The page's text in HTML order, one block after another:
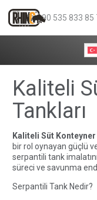
+90 535 833 85
Kaliteli
Tankları
Kaliteli Süt Konteyner
bir rol oynayan güçlü
serpantili tank
süreci ve savunma
Serpantili Tank Nedir?